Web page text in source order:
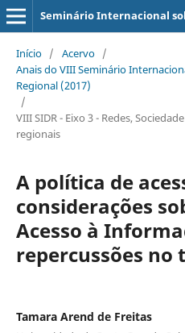
Seminário Internacional
Início / Acervo /
Anais do VIII Seminário
Regional (2017)
/
VIII SIDR - Eixo 3 - Redes,
regionais
A política de
considerações
Acesso à
repercussões
Tamara Arend de Freitas